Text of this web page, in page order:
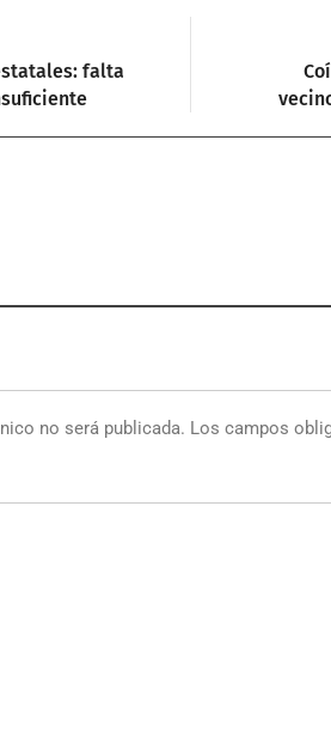
falta
no será publicada. Los campos